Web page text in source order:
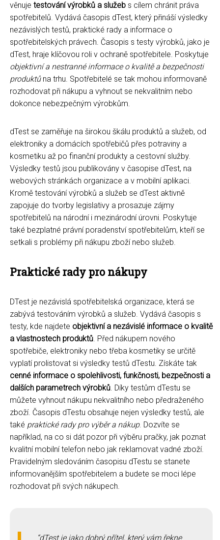
věnuje testování výrobků a služeb s cílem chránit práva
spotřebitelů. Vydává časopis dTest, který přináší výsledky
nezávislých testů, praktické rady a informace o
spotřebitelských právech. Časopis s testy výrobků, jako je
dTest, hraje klíčovou roli v ochraně spotřebitele. Poskytuje
objektivní a nestranné informace o kvalitě a bezpečnosti
produktůna trhu. Spotřebitelé se tak mohou informovaně
rozhodovat při nákupu a vyhnout se nekvalitním nebo
dokonce nebezpečným výrobkům.
dTest se zaměřuje na širokou škálu produktů a služeb, od
elektroniky a domácích spotřebičů přes potraviny a
kosmetiku až po finanční produkty a cestovní služby.
Výsledky testů jsou publikovány v časopise dTest, na
webových stránkách organizace a v mobilní aplikaci.
Kromě testování výrobků a služeb se dTest aktivně
zapojuje do tvorby legislativy a prosazuje zájmy
spotřebitelů na národní i mezinárodní úrovni. Poskytuje
také bezplatné právní poradenství spotřebitelům, kteří se
setkali s problémy při nákupu zboží nebo služeb.
Praktické rady pro nákupy
DTest je nezávislá spotřebitelská organizace, která se
zabývá testováním výrobků a služeb. Vydává časopis s
testy, kde najdete objektivní a nezávislé informace o kvalitě
a vlastnostech produktů. Před nákupem nového
spotřebiče, elektroniky nebo třeba kosmetiky se určitě
vyplatí prolistovat si výsledky testů dTestu. Získáte tak
cenné informace o spolehlivosti, funkčnosti, bezpečnosti a
dalších parametrech výrobků. Díky testům dTestu se
můžete vyhnout nákupu nekvalitního nebo předraženého
zboží. Časopis dTestu obsahuje nejen výsledky testů, ale
také praktické rady pro výběr a nákup. Dozvíte se
například, na co si dát pozor při výběru pračky, jak poznat
kvalitní mobilní telefon nebo jak reklamovat vadné zboží.
Pravidelným sledováním časopisu dTestu se stanete
informovanějším spotřebitelem a budete se moci lépe
rozhodovat při svých nákupech.
dTest je jako dobrý přítel, který vám řekne